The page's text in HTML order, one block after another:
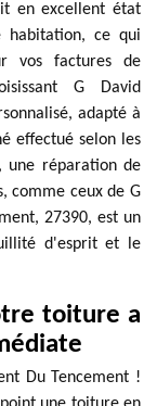
en excellent état
habitation, ce qui
vos factures de
G David
adapté à
effectué selon les
une réparation de
comme ceux de G
27390, est un
d'esprit et le
toiture a
Du Tencement !